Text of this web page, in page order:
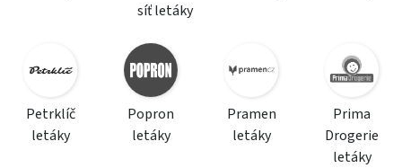
síť letáky
Petrklíč
letáky
Popron
letáky
Pramen
letáky
Prima
Drogerie
letáky